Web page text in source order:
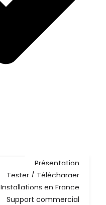
Présentation
Tester / Télécharger
Installations en France
Support commercial